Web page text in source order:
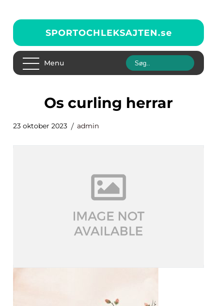
SPORTOCHLEKSAJTEN.se
Menu
os curling herrar
23 oktober 2023 admin